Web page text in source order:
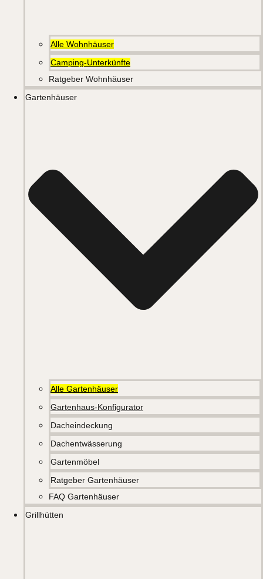
Alle Wohnhäuser
Camping-Unterkünfte
Ratgeber Wohnhäuser
Gartenhäuser
Alle Gartenhäuser
Gartenhaus-Konfigurator
Dacheindeckung
Dachentwässerung
Gartenmöbel
Ratgeber Gartenhäuser
FAQ Gartenhäuser
Grillhütten